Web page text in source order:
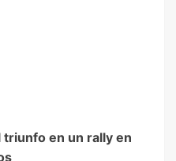
triunfo en un rally en